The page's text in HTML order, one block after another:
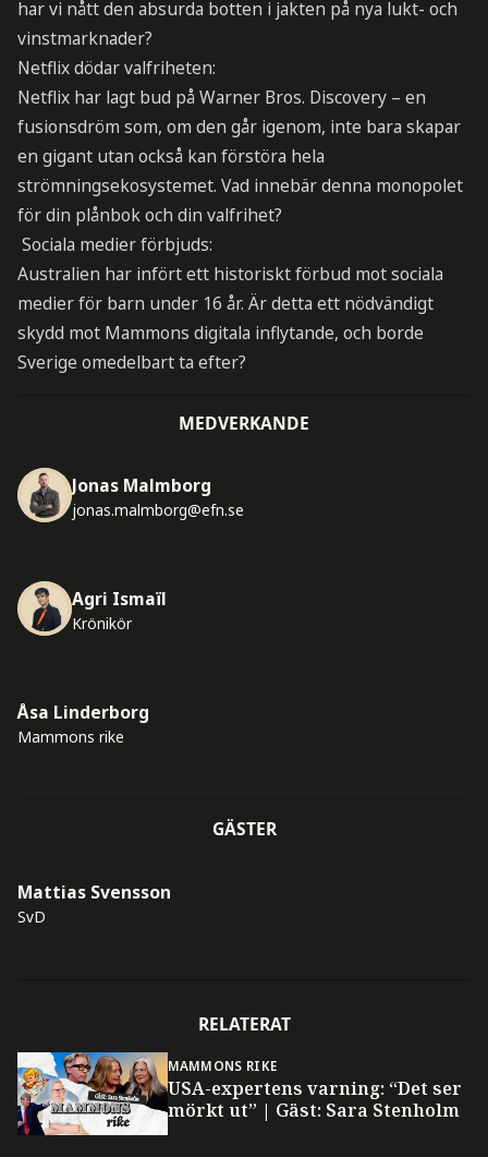
har vi nått den absurda botten i jakten på nya lukt- och
vinstmarknader?
Netflix dödar valfriheten:
Netflix har lagt bud på Warner Bros. Discovery – en
fusionsdröm som, om den går igenom, inte bara skapar
en gigant utan också kan förstöra hela
strömningsekosystemet. Vad innebär denna monopolet
för din plånbok och din valfrihet?
Sociala medier förbjuds:
Australien har infört ett historiskt förbud mot sociala
medier för barn under 16 år. Är detta ett nödvändigt
skydd mot Mammons digitala inflytande, och borde
Sverige omedelbart ta efter?
MEDVERKANDE
Jonas Malmborg
jonas.malmborg@efn.se
Agri Ismaïl
Krönikör
Åsa Linderborg
Mammons rike
GÄSTER
Mattias Svensson
SvD
RELATERAT
MAMMONS RIKE
USA-expertens varning: “Det ser
mörkt ut” | Gäst: Sara Stenholm